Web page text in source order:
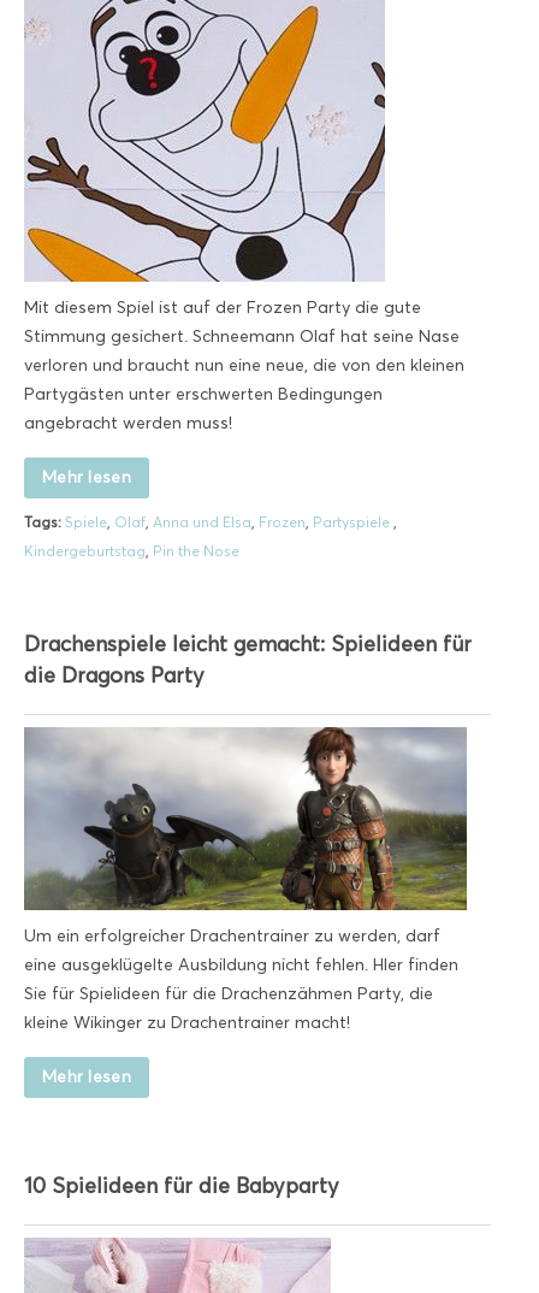
Mit diesem Spiel ist auf der Frozen Party die gute
Stimmung gesichert. Schneemann Olaf hat seine Nase
verloren und braucht nun eine neue, die von den kleinen
Partygästen unter erschwerten Bedingungen
angebracht werden muss!
Mehr lesen
Tags: Spiele Olaf Anna und Elsa Frozen Partyspiele
Kindergeburtstag Pin the Nose
Drachenspiele leicht gemacht: Spielideen für
die Dragons Party
Um ein erfolgreicher Drachentrainer zu werden, darf
eine ausgeklügelte Ausbildung nicht fehlen. HIer finden
Sie für Spielideen für die Drachenzähmen Party, die
kleine Wikinger zu Drachentrainer macht!
Mehr lesen
10 Spielideen für die Babyparty